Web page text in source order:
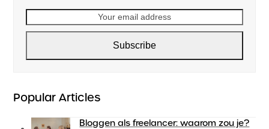
email
Subscribe
Popular Articles
Bloggen als freelancer: waarom zou je?